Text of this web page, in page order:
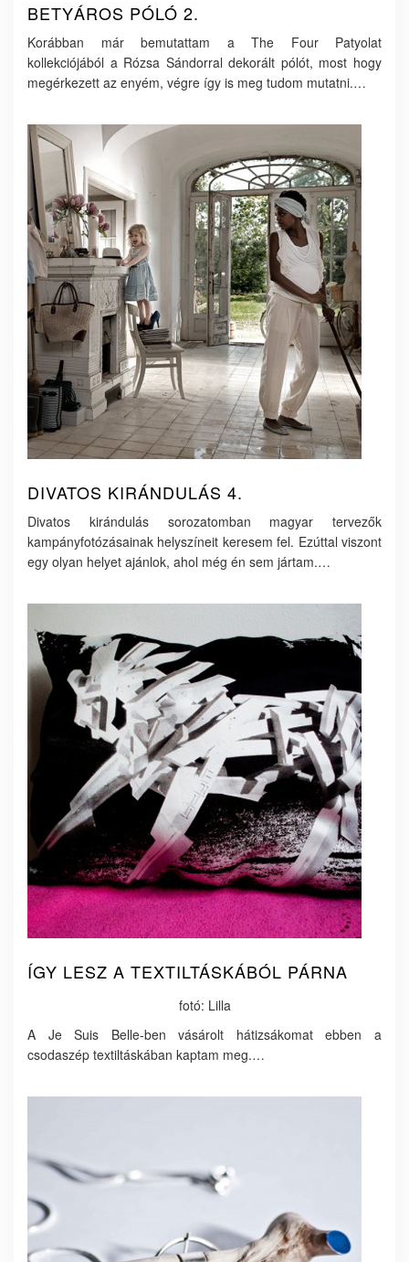
BETYÁROS PÓLÓ 2.
Korábban már bemutattam a The Four Patyolat
kollekciójából a Rózsa Sándorral dekorált pólót, most hogy
megérkezett az enyém, végre így is meg tudom mutatni.…
DIVATOS KIRÁNDULÁS 4.
Divatos kirándulás sorozatomban magyar tervezők
kampányfotózásainak helyszíneit keresem fel. Ezúttal viszont
egy olyan helyet ajánlok, ahol még én sem jártam.…
ÍGY LESZ A TEXTILTÁSKÁBÓL PÁRNA
fotó: Lilla
A Je Suis Belle-ben vásárolt hátizsákomat ebben a
csodaszép textiltáskában kaptam meg.…